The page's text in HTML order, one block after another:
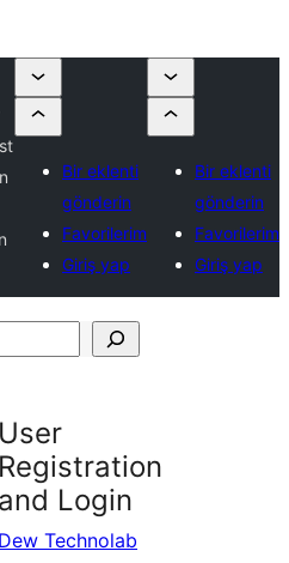
Bir eklenti
gönderin
Favorilerim
Giriş yap
Bir eklenti
gönderin
Favorilerim
Giriş yap
User
Registration
and Login
Dew Technolab